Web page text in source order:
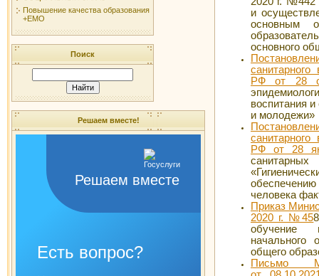
Повышение качества образования
+ЕМО
Поиск
Решаем вместе!
Решаем вместе
Есть вопрос?
и
основным
основного
РФ от 28
воспитания
и молодежи»
РФ от 28
обеспечению
человека
Приказ
2020 г. №45
обучение
начального
общего
Письмо